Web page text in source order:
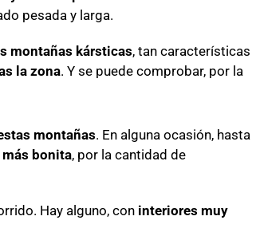
pesada y larga.
montañas kársticas, tan características
la zona. Y se puede comprobar, por la
montañas. En alguna ocasión, hasta
bonita, por la cantidad de
Hay alguno, con interiores muy